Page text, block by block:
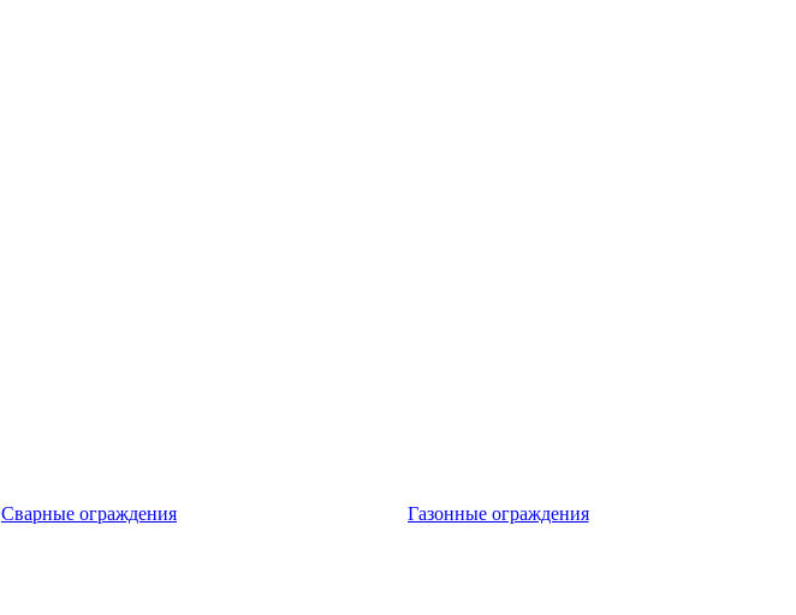
Сварные ограждения Газонные ограждения